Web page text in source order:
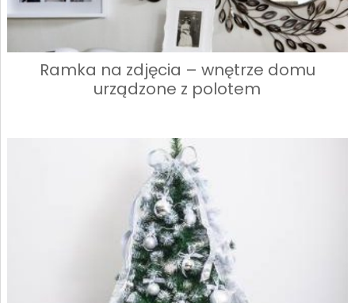
Ramka na zdjęcia – wnętrze domu
urządzone z polotem